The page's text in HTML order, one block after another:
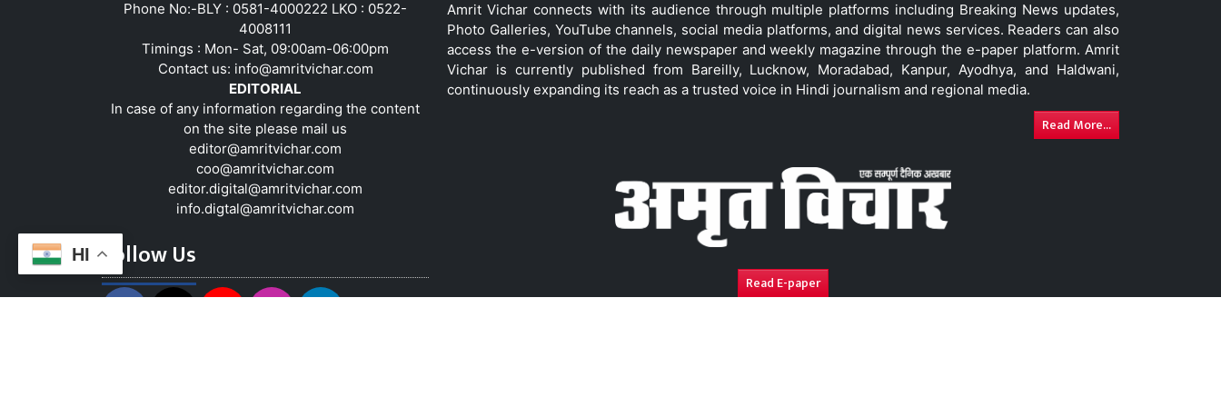
HI
Phone No:-BLY : 0581-4000222 LKO : 0522-
4008111
Timings : Mon- Sat, 09:00am-06:00pm
Contact us: info@amritvichar.com
EDITORIAL
In case of any information regarding the content
on the site please mail us
editor@amritvichar.com
coo@amritvichar.com
editor.digital@amritvichar.com
info.digtal@amritvichar.com
Follow Us
Amrit Vichar connects with its audience through multiple platforms including Breaking News updates,
Photo Galleries, YouTube channels, social media platforms, and digital news services. Readers can also
access the e-version of the daily newspaper and weekly magazine through the e-paper platform. Amrit
Vichar is currently published from Bareilly, Lucknow, Moradabad, Kanpur, Ayodhya, and Haldwani,
continuously expanding its reach as a trusted voice in Hindi journalism and regional media.
Read More...
Read E-paper